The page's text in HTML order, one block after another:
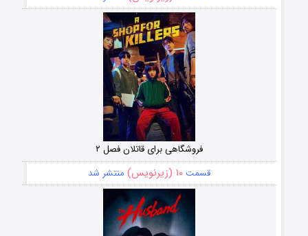
فروشگاهی برای قاتلان فصل ۲
قسمت۱۰ (زیرنویس) منتشر شد